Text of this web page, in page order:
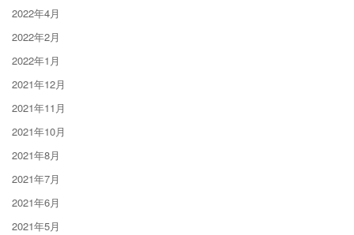
2022年4月
2022年2月
2022年1月
2021年12月
2021年11月
2021年10月
2021年8月
2021年7月
2021年6月
2021年5月